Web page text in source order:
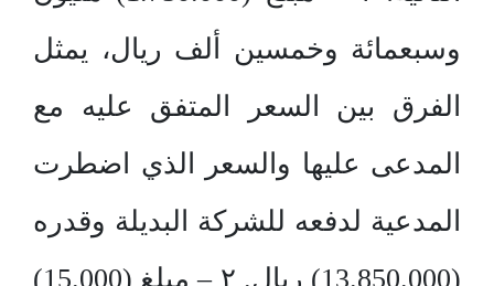
وسبعمائة وخمسين ألف ريال، يمثل
الفرق بين السعر المتفق عليه مع
المدعى عليها والسعر الذي اضطرت
المدعية لدفعه للشركة البديلة وقدره
(13.850.000) ريال. ٢ – مبلغ (15.000)